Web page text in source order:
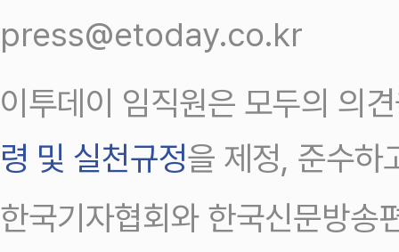
press@etoday.co.kr
이투데이 임직원은 모두의 의
령 및 실천규정을 제정, 준수하
한국기자협회와 한국신문방송